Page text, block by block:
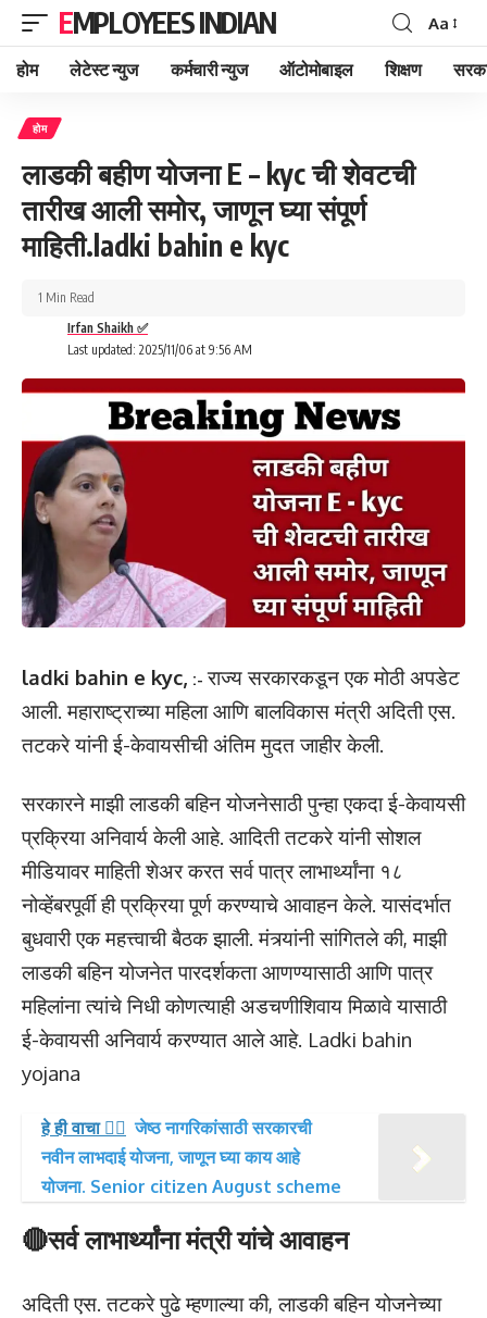
EMPLOYEES INDIAN
Font
Resizer
Aa
होम लेटेस्ट न्युज कर्मचारी न्युज ऑटोमोबाइल शिक्षण
होम
लाडकी बहीण योजना E – kyc ची शेवटची
तारीख आली समोर, जाणून घ्या संपूर्ण
माहिती.ladki bahin e kyc
Last updated: 2025/11/06 at 9:56 AM
Irfan Shaikh ✅
1 Min Read
ladki bahin e kyc, :- राज्य सरकारकडून एक मोठी अपडेट
आली. महाराष्ट्राच्या महिला आणि बालविकास मंत्री अदिती एस.
तटकरे यांनी ई-केवायसीची अंतिम मुदत जाहीर केली.
सरकारने माझी लाडकी बहिन योजनेसाठी पुन्हा एकदा ई-केवायसी
प्रक्रिया अनिवार्य केली आहे. आदिती तटकरे यांनी सोशल
मीडियावर माहिती शेअर करत सर्व पात्र लाभार्थ्यांना १८
नोव्हेंबरपूर्वी ही प्रक्रिया पूर्ण करण्याचे आवाहन केले. यासंदर्भात
बुधवारी एक महत्त्वाची बैठक झाली. मंत्र्यांनी सांगितले की, माझी
लाडकी बहिन योजनेत पारदर्शकता आणण्यासाठी आणि पात्र
महिलांना त्यांचे निधी कोणत्याही अडचणीशिवाय मिळावे यासाठी
ई-केवायसी अनिवार्य करण्यात आले आहे. Ladki bahin
yojana
हे ही वाचा 👉🏻 जेष्ठ नागरिकांसाठी सरकारची
नवीन लाभदाई योजना, जाणून घ्या काय आहे
योजना. Senior citizen August scheme
🔴सर्व लाभार्थ्यांना मंत्री यांचे आवाहन
अदिती एस. तटकरे पुढे म्हणाल्या की, लाडकी बहिन योजनेच्या